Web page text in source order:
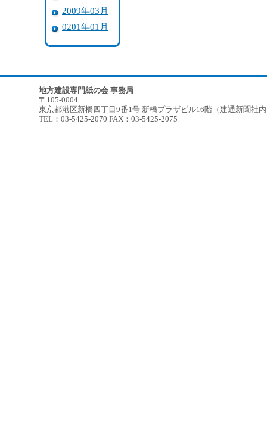
2009年03月
0201年01月
地方建設専門紙の会 事務局
〒105-0004
東京都港区新橋四丁目9番1号 新橋プラザビル16階（建通新聞社
TEL：03-5425-2070 FAX：03-5425-2075